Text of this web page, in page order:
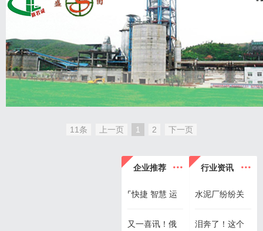
11条 上一页 1 2 下一页
行业资讯 ...
水泥厂纷纷关
停！水泥厂老
泪奔了！这个
企业推荐 ...
⌜快捷 智慧 运
营⌟ 中誉鼎力品
又一喜讯！俄